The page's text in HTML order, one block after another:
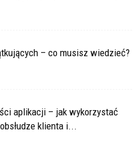
– co musisz wiedzieć?
aplikacji – jak wykorzystać
klienta i...